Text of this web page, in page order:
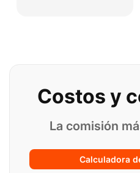
Costos y
La comisión
Calculadora